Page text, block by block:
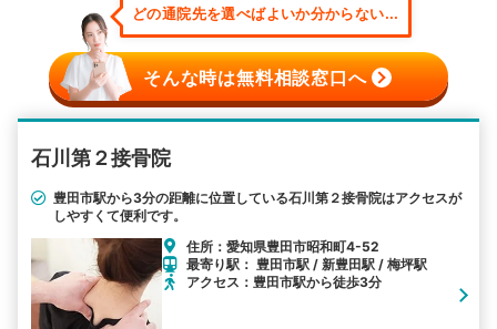
どの通院先を選べばよいか分からない...
そんな時は無料相談窓口へ
石川第２接骨院
豊田市駅から3分の距離に位置している石川第２接骨院はアクセスが
しやすくて便利です。
住所：愛知県豊田市昭和町4-52
最寄り駅： 豊田市駅 / 新豊田駅 / 梅坪駅
アクセス：豊田市駅から徒歩3分